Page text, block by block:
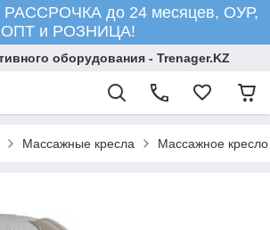
РАССРОЧКА до 24 месяцев, ОУР,
ОПТ и РОЗНИЦА!
оборудования - Trenager.KZ
Массажные кресла Массажное